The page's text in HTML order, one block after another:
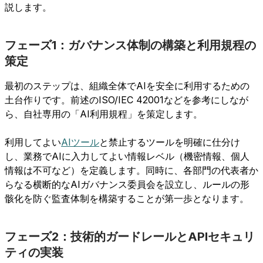
説します。
フェーズ1：ガバナンス体制の構築と利用規程の
策定
最初のステップは、組織全体でAIを安全に利用するための
土台作りです。前述のISO/IEC 42001などを参考にしなが
ら、自社専用の「AI利用規程」を策定します。
利用してよいAIツールと禁止するツールを明確に仕分け
し、業務でAIに入力してよい情報レベル（機密情報、個人
情報は不可など）を定義します。同時に、各部門の代表者か
らなる横断的なAIガバナンス委員会を設立し、ルールの形
骸化を防ぐ監査体制を構築することが第一歩となります。
フェーズ2：技術的ガードレールとAPIセキュリ
ティの実装